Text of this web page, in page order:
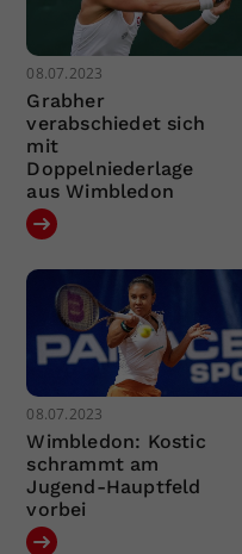
08.07.2023
Grabher
verabschiedet sich
mit
Doppelniederlage
aus Wimbledon
08.07.2023
Wimbledon: Kostic
schrammt am
Jugend-Hauptfeld
vorbei